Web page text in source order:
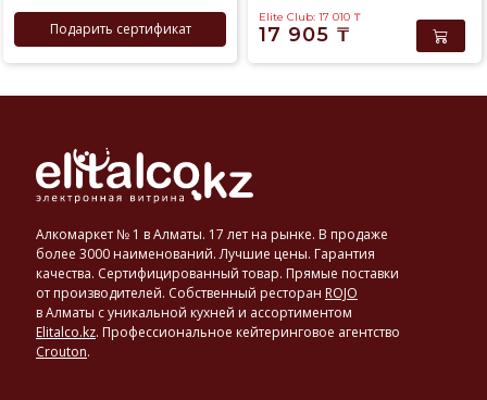
Подарить сертификат
Elite Club: 17 010 ₸
17 905 ₸
Алкомаркет № 1 в Алматы. 17 лет на рынке. В продаже
более 3000 наименований. Лучшие цены. Гарантия
качества. Сертифицированный товар. Прямые поставки
от производителей. Собственный ресторан ROJO
в Алматы с уникальной кухней и ассортиментом
Elitalco.kz. Профессиональное кейтеринговое агентство
Crouton.